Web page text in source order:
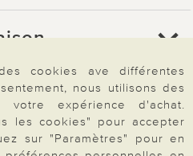
cookies ave différentes
nous utilisons des
votre expérience d'achat.
les cookies" pour accepter
sur "Paramètres" pour en